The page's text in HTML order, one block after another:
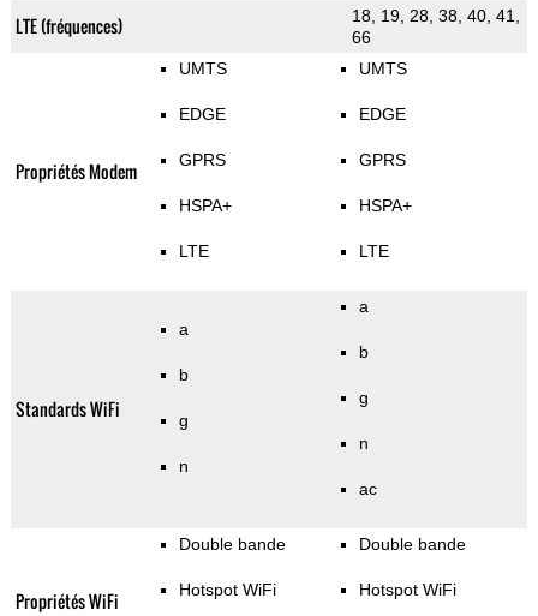
LTE (fréquences)
18, 19, 28, 38, 40, 41,
66
Propriétés Modem
UMTS
EDGE
GPRS
HSPA+
LTE
UMTS
EDGE
GPRS
HSPA+
LTE
Standards WiFi
a
b
g
n
a
b
g
n
ac
Propriétés WiFi
Double bande
Hotspot WiFi
Double bande
Hotspot WiFi